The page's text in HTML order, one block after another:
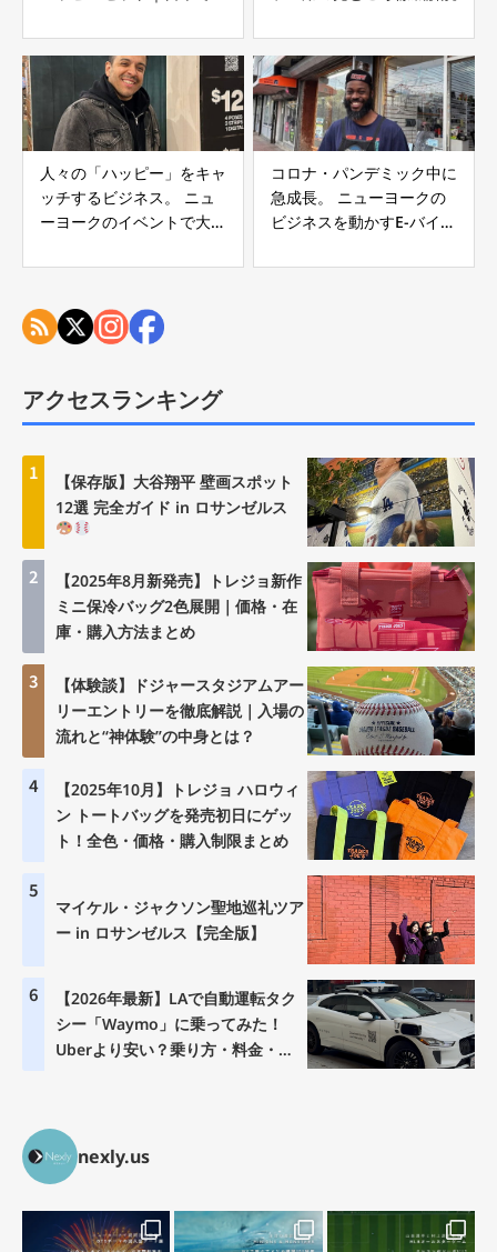
⼈々の「ハッピー」をキャ
ッチするビジネス。 ニュ
ーヨークのイベントで⼤⼈
ス」
コロナ・パンデミック中に
急成長。 ニューヨークの
ビジネスを動かすE-バイク
アクセスランキング
1
【保存版】大谷翔平 壁画スポット
12選 完全ガイド in ロサンゼルス
2
【2025年8月新発売】トレジョ新作
ミニ保冷バッグ2色展開｜価格・在
庫・購入方法まとめ
3
【体験談】ドジャースタジアムアー
リーエントリーを徹底解説｜入場の
流れと“神体験”の中身とは？
4
【2025年10月】トレジョ ハロウィ
ン トートバッグを発売初日にゲッ
ト！全色・価格・購入制限まとめ
5
マイケル・ジャクソン聖地巡礼ツア
ー in ロサンゼルス【完全版】
6
【2026年最新】LAで自動運転タク
シー「Waymo」に乗ってみた！
Uberより安い？乗り方・料金・注
nexly.us